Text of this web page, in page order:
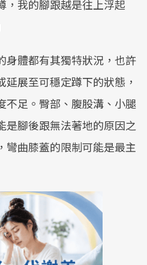
，我的腳跟越是往上浮起
身體都有其獨特狀況，也許
展至可穩定蹲下的狀態，
不足。臀部、腹股溝、小腿
是腳後跟無法著地的原因之
彎曲膝蓋的限制可能是最主